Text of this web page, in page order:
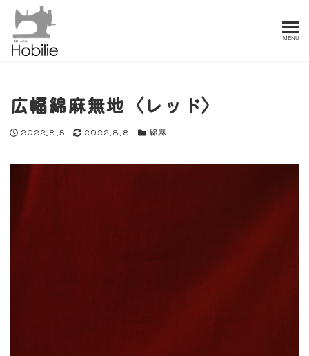
MENU
広幅綿麻無地〈レッド〉
投稿日
2022.8.5 更新日
2022.8.8 カテゴリー
綿麻